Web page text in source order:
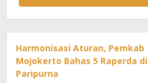
Harmonisasi Aturan, Pemkab
Mojokerto Bahas 5 Raperda di
Paripurna